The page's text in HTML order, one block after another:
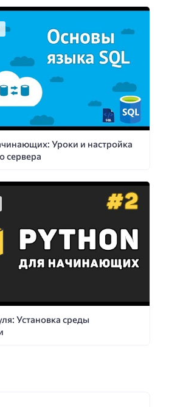
Уроки и настройка
сервера
Установка среды